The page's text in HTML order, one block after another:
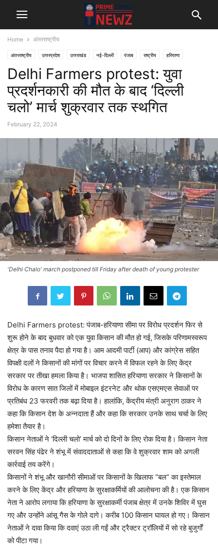
Home अंतरराष्ट्रीय
अंतरराष्ट्रीय उत्तरप्रदेश उत्तराखंड नई-दिल्ली पंजाब राष्ट्रीय हरियाणा
Delhi Farmers protest: युवा
प्रदर्शनकारी की मौत के बाद ‘दिल्ली
चलो’ मार्च शुक्रवार तक स्थगित
February 22, 2024
'Delhi Chalo' march postponed till Friday after death of young protester
Delhi Farmers protest: पंजाब-हरियाणा सीमा पर विरोध प्रदर्शन फिर से
शुरू होने के बाद बुधवार को एक युवा किसान की मौत हो गई, जिसके परिणामस्वरूप
क्षेत्र के पास तनाव पैदा हो गया है। आम आदमी पार्टी (आप) और कांग्रेस सहित
विपक्षी दलों ने किसानों की मांगों पर विचार करने में विफल रहने के लिए केंद्र
सरकार पर तीखा हमला किया है। भाजपा शासित हरियाणा सरकार ने किसानों के
विरोध के कारण सात जिलों में मोबाइल इंटरनेट और थोक एसएमएस सेवाओं पर
प्रतिबंध 23 फरवरी तक बढ़ा दिया है। हालांकि, केंद्रीय मंत्री अनुराग ठाकर ने
कहा कि किसान देश के अन्नदाता हैं और कहा कि सरकार उनके साथ चर्चा के लिए
हमेशा तैयार है।
किसान नेताओं ने ‘दिल्ली चलो’ मार्च को दो दिनों के लिए रोक दिया है। किसान नेता
सरवन सिंह पंढेर ने शंभू में संवाददाताओं से कहा कि वे शुक्रवार शाम को अगली
कार्रवाई तय करेंगे।
किसानों ने शंभू और खानौरी सीमाओं पर किसानों के खिलाफ “बल” का इस्तेमाल
करने के लिए केंद्र और हरियाणा के सुरक्षाकर्मियों की आलोचना की है। एक किसान
नेता ने आरोप लगाया कि हरियाणा के सुरक्षाकर्मी पंजाब क्षेत्र में उनके शिविर में घुस
गए और उन्होंने आंसू गैस के गोले दागे। करीब 100 किसान घायल हो गए। किसान
नेताओं ने दावा किया कि दवाएं उठा ली गईं और ट्रैक्टर ट्रॉलियों में सो रहे बुजुर्गों
को पीटा गया।